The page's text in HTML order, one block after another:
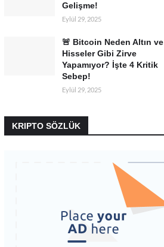
Gelişme!
Eylül 29, 2025
🚨 Bitcoin Neden Altın ve
Hisseler Gibi Zirve
Yapamıyor? İşte 4 Kritik
Sebep!
Eylül 29, 2025
KRIPTO SÖZLÜK